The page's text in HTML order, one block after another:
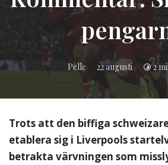
magazine!
Pelle 22 augusti 2
Trots att den biffiga
etablera sig i Liverpools
betrakta värvningen som